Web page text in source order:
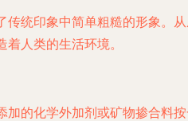
统印象中简单粗糙的形象。
人类的生活环境。
的化学外加剂或矿物掺合料